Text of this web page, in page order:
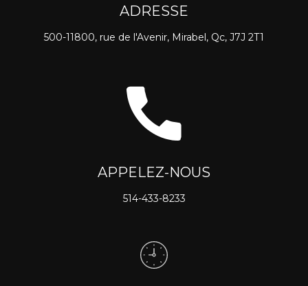
ADRESSE
500-11800, rue de l'Avenir, Mirabel, Qc, J7J 2T1
APPELEZ-NOUS
514-433-8233